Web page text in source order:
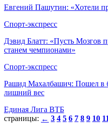
Евгений Пашутин: «Хотели
Спорт-экспресс
Дэвид Блатт: «Пусть Мозгов
станем чемпионами»
Спорт-экспресс
Рашид Махалбашич: Пошел в
лишний вес
Единая Лига ВТБ
страницы: ← 3 4 5 6 7 8 9 10 11